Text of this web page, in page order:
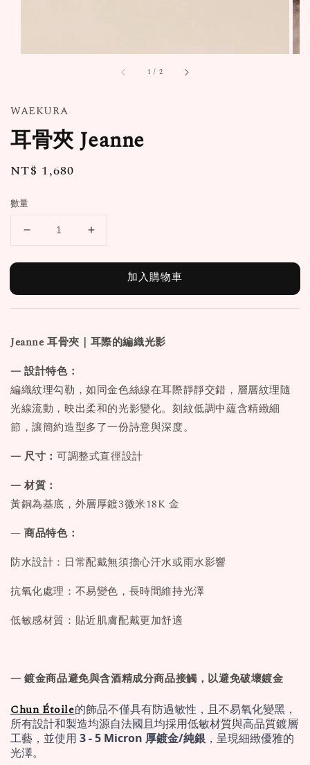
1 / 2
WAEKURA
耳骨夾 Jeanne
Regular
NT$ 1,680
數量
加入購物車
Jeanne 耳骨夾｜耳際的編織光影
— 設計特色：
編織紋理勾勒，如同金色絲線在耳際靜靜交錯，層層紋理隨
光線流動，映出柔和的光影變化。刻紋低調中蘊含精緻細
節，讓簡約造型多了一份詩意與深度。
— 尺寸： 可調整式直徑設計
— 材質：
黃銅為基底，外層厚鍍3微米18K 金
—商品特色：
防水設計：日常配戴無須擔心汗水或雨水影響
抗氧化處理：不易變色，長時間維持光澤
低敏感材質：貼近肌膚配戴更加舒適
— 鍍金商品避免與含酒精成分商品接觸，以避免破壞鍍金
Chun Étoile的飾品不僅具有防過敏性，且不易氧化變黑，
所有設計和製造均源自法國且均採用低敏材質與高品質鍍層
工藝，並使用 3 - 5 Micron 厚鍍金/純銀 ，呈現細緻優雅的
光澤。